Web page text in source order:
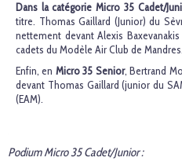
Dans la catégorie Micro 35 Cadet/
titre. Thomas Gaillard (Junior) du
nettement devant Alexis
cadets du Modèle Air Club de Mandres.
Enfin, en Micro 35 Senior, Bertrand
devant Thomas Gaillard (junior du
(EAM).
Podium Micro 35 Cadet/Junior :